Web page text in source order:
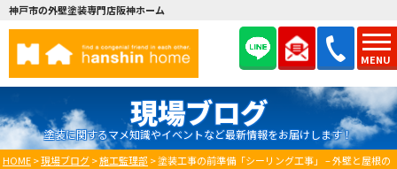
MENU
神戸市の外壁塗装専門店阪神ホーム
現場ブログ
塗装に関するマメ知識やイベントなど最新情報をお届けします！
HOME>現場ブログ>施工監理部 >塗装工事の前準備「シーリング工事」 – 外壁と屋根の